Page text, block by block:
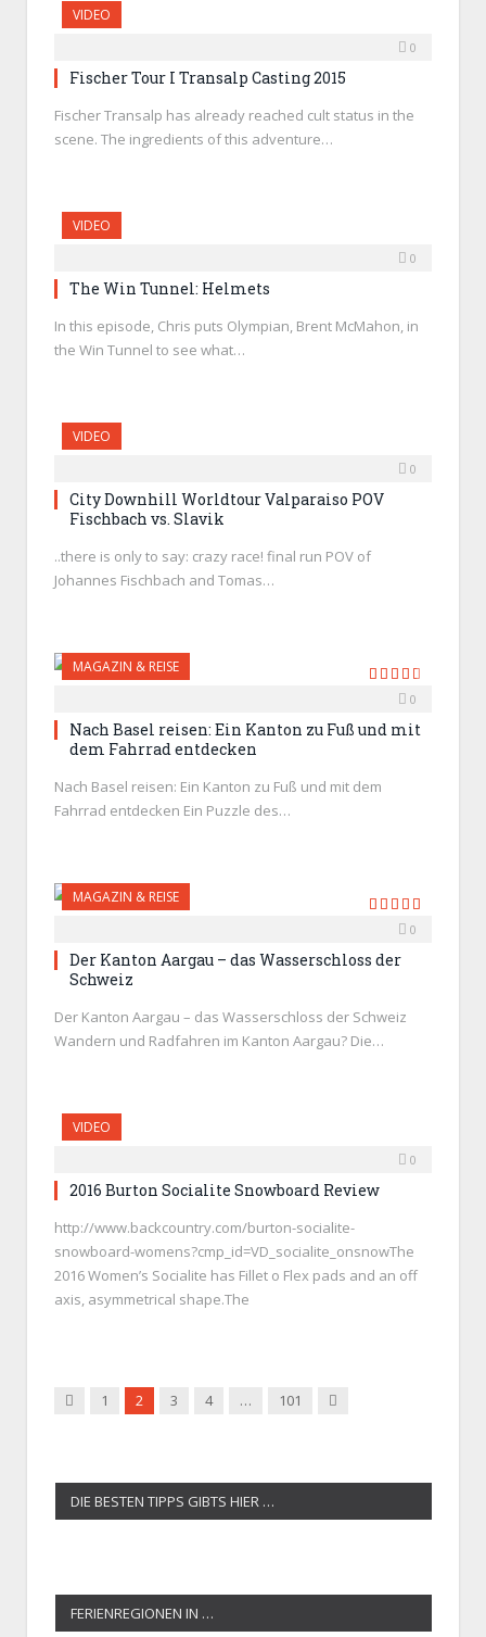
VIDEO
0
Fischer Tour I Transalp Casting 2015
Fischer Transalp has already reached cult status in the
scene. The ingredients of this adventure…
VIDEO
0
The Win Tunnel: Helmets
In this episode, Chris puts Olympian, Brent McMahon, in
the Win Tunnel to see what…
VIDEO
0
City Downhill Worldtour Valparaiso POV
Fischbach vs. Slavik
..there is only to say: crazy race! final run POV of
Johannes Fischbach and Tomas…
MAGAZIN & REISE
0
Nach Basel reisen: Ein Kanton zu Fuß und mit
dem Fahrrad entdecken
Nach Basel reisen: Ein Kanton zu Fuß und mit dem
Fahrrad entdecken Ein Puzzle des…
MAGAZIN & REISE
0
Der Kanton Aargau – das Wasserschloss der
Schweiz
Der Kanton Aargau – das Wasserschloss der Schweiz
Wandern und Radfahren im Kanton Aargau? Die…
VIDEO
0
2016 Burton Socialite Snowboard Review
http://www.backcountry.com/burton-socialite-
snowboard-womens?cmp_id=VD_socialite_onsnowThe
2016 Women’s Socialite has Fillet o Flex pads and an off
axis, asymmetrical shape.The
Zurück
1 2 3 4 … 101 Weiter
DIE BESTEN TIPPS GIBTS HIER …
FERIENREGIONEN IN …